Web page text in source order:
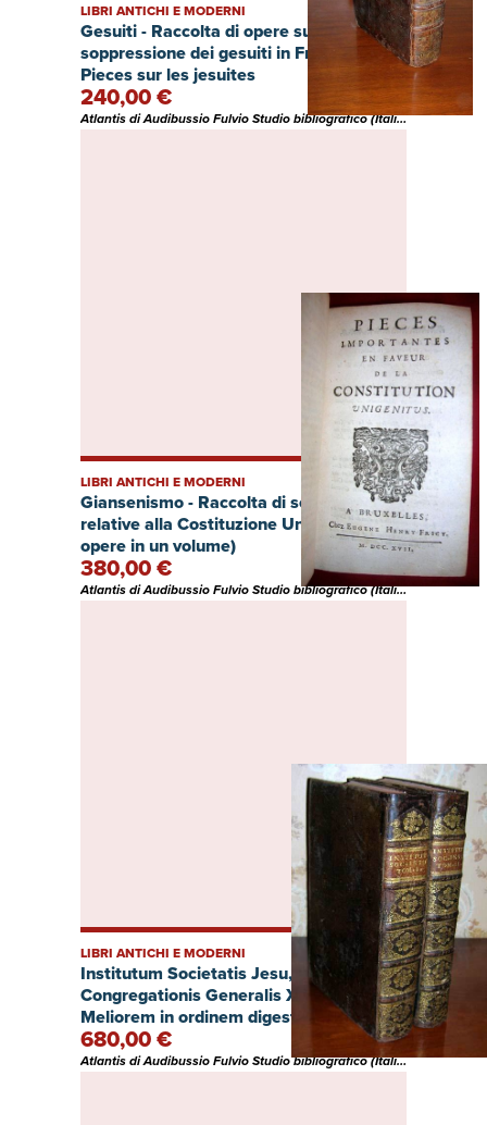
Gesuiti - Raccolta di opere sulla
soppressione dei gesuiti in Francia -
Pieces sur les jesuites
LIBRI ANTICHI E MODERNI
240,00 €
Atlantis di Audibussio Fulvio Studio bibliografico (Italia)
Giansenismo - Raccolta di sei opere
relative alla Costituzione Unigenitus. (Sei
opere in un volume)
LIBRI ANTICHI E MODERNI
380,00 €
Atlantis di Audibussio Fulvio Studio bibliografico (Italia)
Institutum Societatis Jesu, Auctoritate
Congregationis Generalis XVIII.
Meliorem in ordinem digestum, auctum,
et recusum
LIBRI ANTICHI E MODERNI
680,00 €
Atlantis di Audibussio Fulvio Studio bibliografico (Italia)